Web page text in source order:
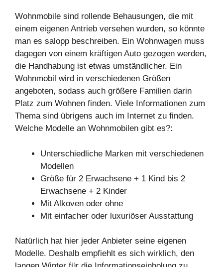
Wohnmobile sind rollende Behausungen, die mit
einem eigenen Antrieb versehen wurden, so könnte
man es salopp beschreiben. Ein Wohnwagen muss
dagegen von einem kräftigen Auto gezogen werden,
die Handhabung ist etwas umständlicher. Ein
Wohnmobil wird in verschiedenen Größen
angeboten, sodass auch größere Familien darin
Platz zum Wohnen finden. Viele Informationen zum
Thema sind übrigens auch im Internet zu finden.
Welche Modelle an Wohnmobilen gibt es?:
Unterschiedliche Marken mit verschiedenen
Modellen
Größe für 2 Erwachsene + 1 Kind bis 2
Erwachsene + 2 Kinder
Mit Alkoven oder ohne
Mit einfacher oder luxuriöser Ausstattung
Natürlich hat hier jeder Anbieter seine eigenen
Modelle. Deshalb empfiehlt es sich wirklich, den